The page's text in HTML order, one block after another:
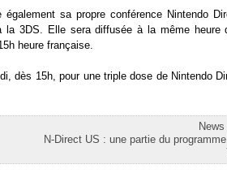
également sa propre conférence Nintendo
la 3DS. Elle sera diffusée à la même heure
heure française.
dès 15h, pour une triple dose de Nintendo
N-Direct US : une partie du